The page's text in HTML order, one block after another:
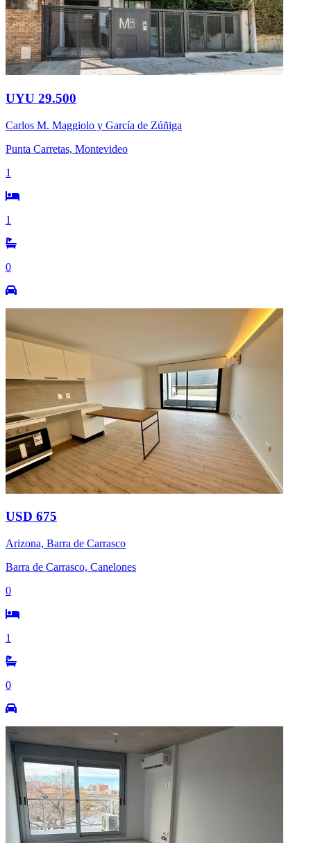
UYU 29.500
Carlos M. Maggiolo y García de Zúñiga
Punta Carretas, Montevideo
1
1
0
USD 675
Arizona, Barra de Carrasco
Barra de Carrasco, Canelones
0
1
0